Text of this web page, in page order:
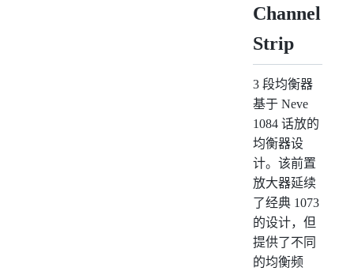
Channel
Strip
3 段均衡器
基于 Neve
1084 话放的
均衡器设
计。该前置
放大器延续
了经典 1073
的设计，但
提供了不同
的均衡频